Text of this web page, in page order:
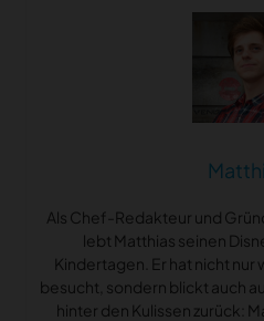
Als Chef-Redakteur und
lebt Matthias seinen
Kindertagen. Er hat nicht nur
besucht, sondern blickt auch
hinter den Kulissen zurück: